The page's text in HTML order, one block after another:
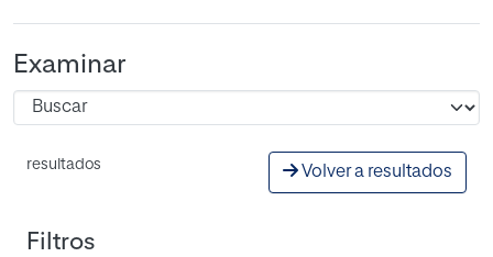
Examinar
resultados Volver a resultados
Filtros